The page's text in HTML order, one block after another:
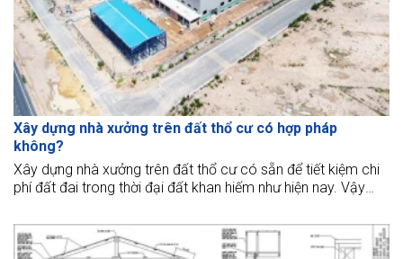
Xây dựng nhà xưởng trên đất thổ cư có hợp pháp
không?
Xây dựng nhà xưởng trên đất thổ cư có sẵn để tiết kiệm chi
phí đất đai trong thời đại đất khan hiếm như hiện nay. Vậy
cho phép không?